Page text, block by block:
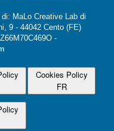
MaLo Creative Lab di
9 - 44042 Cento (FE)
-
Cookies Policy
FR